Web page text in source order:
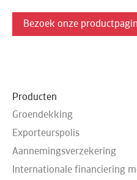
Bezoek onze
Producten
Groendekking
Exporteurspolis
Aannemingsverzekering
Internationale financiering